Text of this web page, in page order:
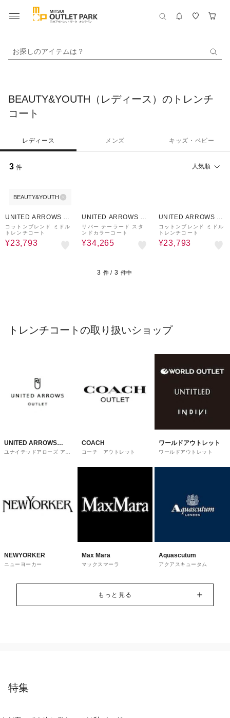
お探しのアイテムは？
BEAUTY&YOUTH（レディース）のトレンチ
コート
レディース メンズ キッズ・ベビー
3 件 人気順
BEAUTY&YOUTH
UNITED ARROWS O
UTLET
コットンブレンド ミドル
トレンチコート
¥23,793
UNITED ARROWS O
UTLET
リバー テーラード スタ
ンドカラーコート
¥34,265
UNITED ARROWS O
UTLET
コットンブレンド ミドル
トレンチコート
¥23,793
3 件 / 3 件中
トレンチコートの取り扱いショップ
UNITED ARROWS
OUTLET
ユナイテッドアローズ アウ
COACH
コーチ アウトレット
ワールドアウトレット
ワールドアウトレット
NEWYORKER
ニューヨーカー
Max Mara
マックスマーラ
Aquascutum
アクアスキュータム
もっと見る
特集